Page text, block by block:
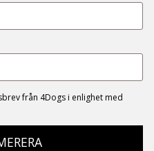
från 4Dogs i enlighet med